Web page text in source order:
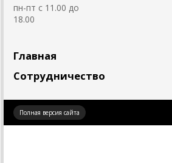
пн-пт с 11.00 до
18.00
Главная
Сотрудничество
Полная версия сайта